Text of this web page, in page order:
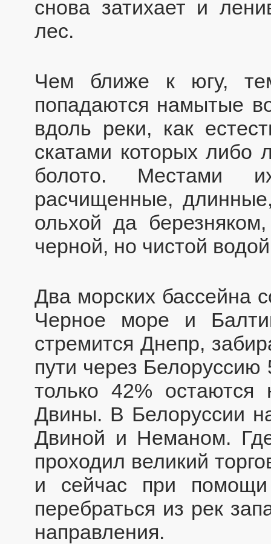
снова затихает и
лес.
Чем ближе к югу,
попадаются намытые
вдоль реки, как
скатами которых либо
болото. Местами
расчищенные,
ольхой да
черной, но чистой
Два морских бассейна
Черное море и
стремится Днепр,
пути через
только 42%
Двины. В Белоруссии
Двиной и Неманом.
проходил великий
и сейчас при
перебраться из рек
направления.